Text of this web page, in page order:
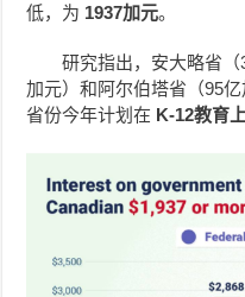
低，为 1937加元。
研究指出，安大略省
加元）和阿尔伯塔省（95
省份今年计划在 K-12教育